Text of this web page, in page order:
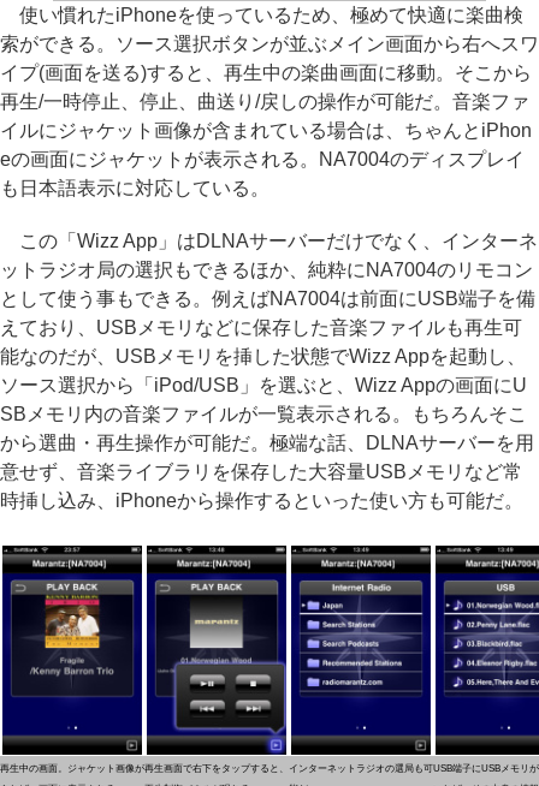
使い慣れたiPhoneを使っているため、極めて快適に楽曲検
索ができる。ソース選択ボタンが並ぶメイン画面から右へスワ
イプ(画面を送る)すると、再生中の楽曲画面に移動。そこから
再生/一時停止、停止、曲送り/戻しの操作が可能だ。音楽ファ
イルにジャケット画像が含まれている場合は、ちゃんとiPhon
eの画面にジャケットが表示される。NA7004のディスプレイ
も日本語表示に対応している。
この「Wizz App」はDLNAサーバーだけでなく、インターネ
ットラジオ局の選択もできるほか、純粋にNA7004のリモコン
として使う事もできる。例えばNA7004は前面にUSB端子を備
えており、USBメモリなどに保存した音楽ファイルも再生可
能なのだが、USBメモリを挿した状態でWizz Appを起動し、
ソース選択から「iPod/USB」を選ぶと、Wizz Appの画面にU
SBメモリ内の音楽ファイルが一覧表示される。もちろんそこ
から選曲・再生操作が可能だ。極端な話、DLNAサーバーを用
意せず、音楽ライブラリを保存した大容量USBメモリなど常
時挿し込み、iPhoneから操作するといった使い方も可能だ。
再生中の画面。ジャケット画像が再生画面で右下をタップすると、
インターネットラジオの選局も可USB端子にUSBメモリ